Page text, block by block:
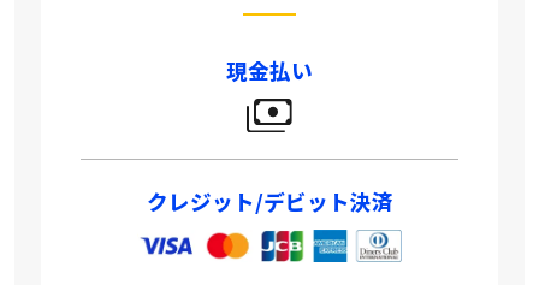
現金払い
クレジット/デビット決済